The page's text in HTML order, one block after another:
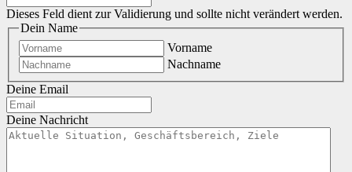
Dieses Feld dient zur Validierung und sollte nicht verändert werden.
Dein Name
Vorname
Nachname
Deine Email
Deine Nachricht